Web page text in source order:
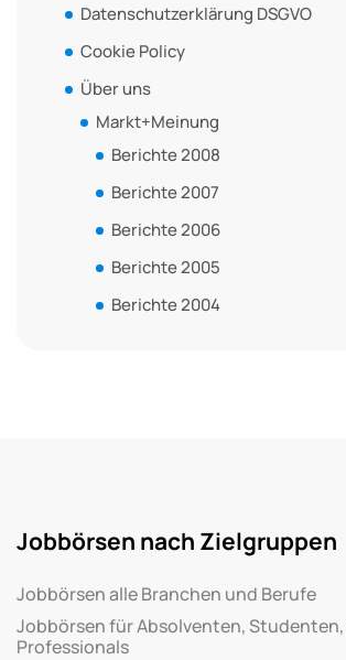
Datenschutzerklärung DSGVO
Cookie Policy
Über uns
Markt+Meinung
Berichte 2008
Berichte 2007
Berichte 2006
Berichte 2005
Berichte 2004
Jobbörsen nach Zielgruppen
Jobbörsen alle Branchen und Berufe
Jobbörsen für Absolventen, Studenten,
Professionals